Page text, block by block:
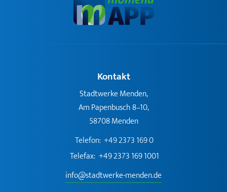
Kontakt
Stadtwerke Menden,
Am Papenbusch 8–10,
58708 Menden
Telefon: +49 2373 169 0
Telefax: +49 2373 169 1001
info@stadtwerke-menden.de